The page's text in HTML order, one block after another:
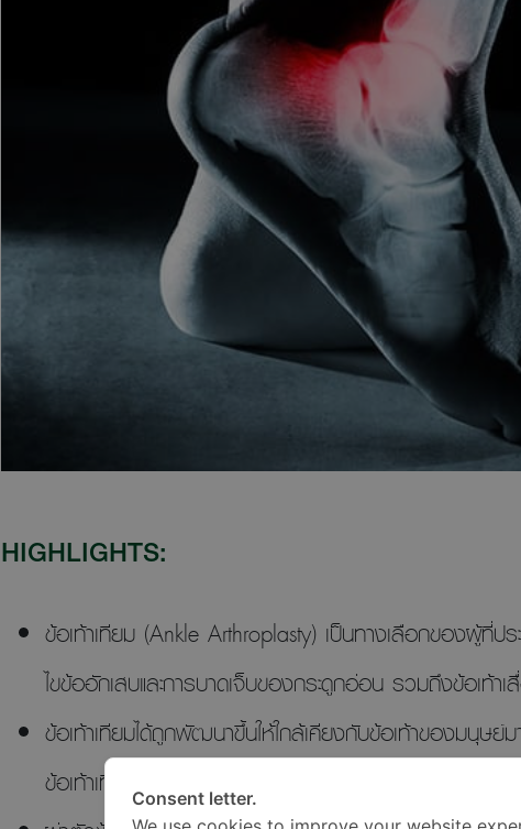
HIGHLIGHTS:
ข้อเท้าเทียม (Ankle Arthroplasty) เป็นทางเลือกของผู้ที่
ไขข้ออักเสบและการบาดเจ็บของกระดูกอ่อน รวมถึงข้อเท้
ข้อเท้าเทียมได้ถูกพัฒนาขึ้นให้ใกล้เคียงกับข้อเท้าของมนุษ
ข้อเท้าเทียมได้ โดยไม่ต้องใช้ปูนเชื่อมกระดูก (cement)
Consent letter.